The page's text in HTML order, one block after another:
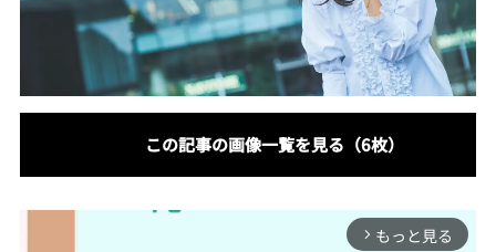
この記事の画像一覧を見る（6枚）
arrow_forward_ios もっと見る